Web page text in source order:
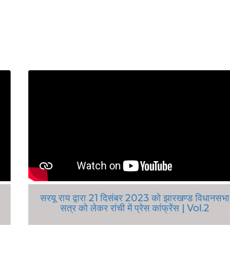
सरयू राय द्वारा 21 दिसंबर 2023 को झारखण्ड विधानसभा
सत्र को लेकर रांची में प्रेस कांफ्रेंस | Vol.2